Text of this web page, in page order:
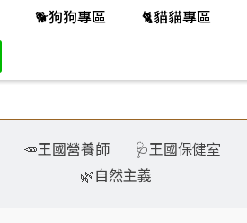
🐕️狗狗專區 🐈️貓貓專區
🥕王國營養師 🩺王國保健室
🌿自然主義